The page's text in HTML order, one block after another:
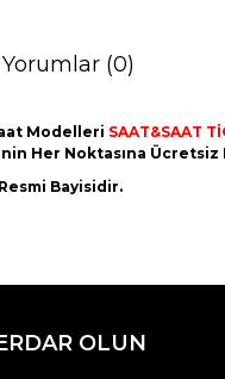
Yorumlar (0)
Modelleri SAAT&SAAT
Her Noktasına Ücretsiz
Resmi Bayisidir.
OLUN